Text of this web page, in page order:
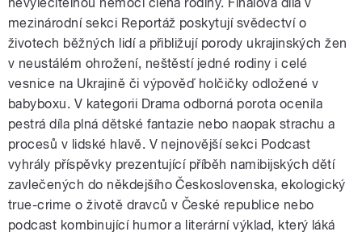
mezinárodní sekci Reportáž poskytují svědectví o
životech běžných lidí a přibližují porody ukrajinských žen
v neustálém ohrožení, neštěstí jedné rodiny i celé
vesnice na Ukrajině či výpověď holčičky odložené v
babyboxu. V kategorii Drama odborná porota ocenila
pestrá díla plná dětské fantazie nebo naopak strachu a
procesů v lidské hlavě. V nejnovější sekci Podcast
vyhrály příspěvky prezentující příběh namibijských dětí
zavlečených do někdejšího Československa, ekologický
true-crime o životě dravců v České republice nebo
podcast kombinující humor a literární výklad, který láká